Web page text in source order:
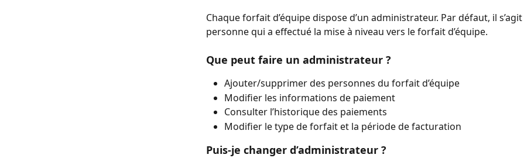
Chaque forfait d’équipe dispose d’un administrateur. Par défaut, il
personne qui a effectué la mise à niveau vers le forfait d’équipe.
Que peut faire un administrateur ?
Ajouter/supprimer des personnes du forfait d’équipe
Modifier les informations de paiement
Consulter l’historique des paiements
Modifier le type de forfait et la période de facturation
Puis-je changer d’administrateur ?